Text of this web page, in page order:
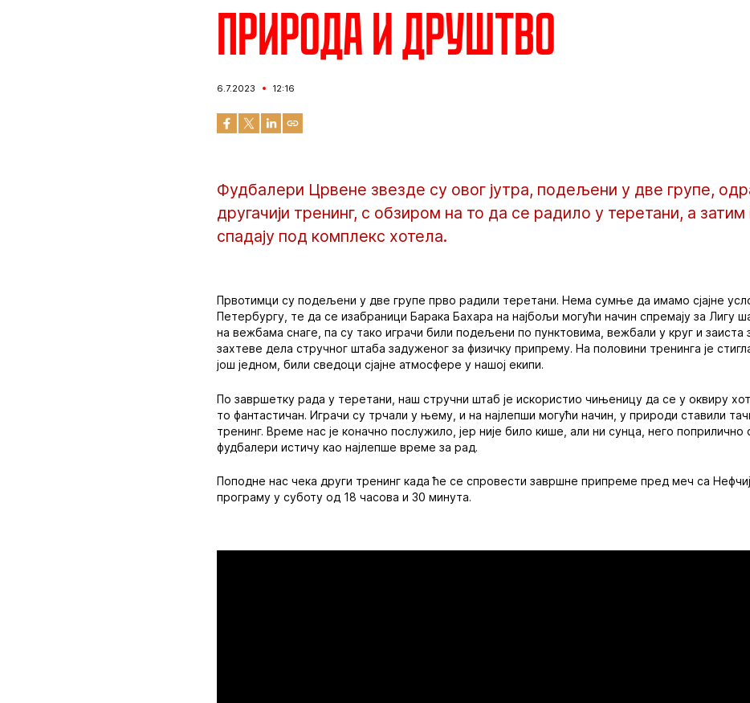
Природа и друштво
6.7.2023 12:16
Фудбалери Црвене звезде су овог јутра, подељени у две групе,
другачији тренинг, с обзиром на то да се радило у теретани, а затим
спадају под комплекс хотела.
Првотимци су подељени у две групе прво радили теретани. Нема сумње да имамо сјајне
Петербургу, те да се изабраници Барака Бахара на најбољи могући начин спремају за Лигу
на вежбама снаге, па су тако играчи били подељени по пунктовима, вежбали у круг и заиста
захтеве дела стручног штаба задуженог за физичку припрему. На половини тренинга је
још једном, били сведоци сјајне атмосфере у нашој екипи.
По завршетку рада у теретани, наш стручни штаб је искористио чињеницу да се у оквиру
то фантастичан. Играчи су трчали у њему, и на најлепши могући начин, у природи ставили
тренинг. Време нас је коначно послужило, јер није било кише, али ни сунца, него
фудбалери истичу као најлепше време за рад.
Поподне нас чека други тренинг када ће се спровести завршне припреме пред меч са
програму у суботу од 18 часова и 30 минута.